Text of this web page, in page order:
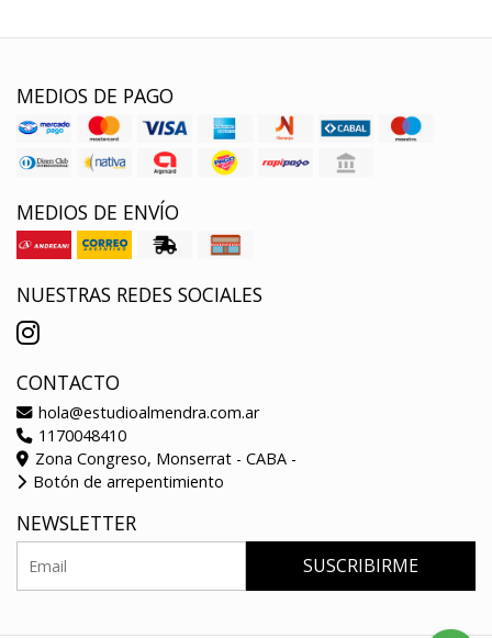
MEDIOS DE PAGO
MEDIOS DE ENVÍO
NUESTRAS REDES SOCIALES
CONTACTO
hola@estudioalmendra.com.ar
1170048410
Zona Congreso, Monserrat - CABA -
Botón de arrepentimiento
NEWSLETTER
SUSCRIBIRME